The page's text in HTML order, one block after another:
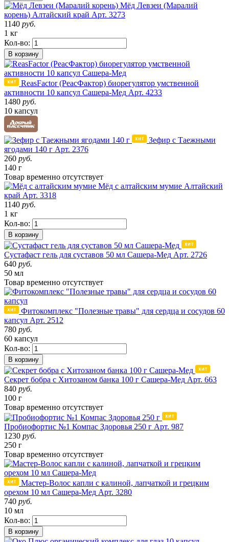
Мёд Левзеи (Маралий
корень) Алтайский край Арт. 3273
1140 руб.
1 кг
Кол-во:
В корзину
ReasFactor (РеасФактор) биорегулятор умственной
активности 10 капсул Сашера-Мед Арт. 4233
1480 руб.
10 капсул
Зефир с Таежными
ягодами 140 г Арт. 2376
260 руб.
140 г
Товар временно отсутствует
Мёд с алтайским мумие Алтайский
край Арт. 3318
1140 руб.
1 кг
Кол-во:
В корзину
Сустафаст гель для суставов 50 мл Сашера-Мед Арт. 2726
640 руб.
50 мл
Товар временно отсутствует
Фитокомплекс "Полезные травы" для сердца и сосудов 60
капсул Арт. 2512
780 руб.
60 капсул
Кол-во:
В корзину
Секрет бобра с Хитозаном банка 100 г Сашера-Мед Арт. 663
840 руб.
100 г
Товар временно отсутствует
Пробиофортис №1 Компас Здоровья 250 г Арт. 987
1230 руб.
250 г
Товар временно отсутствует
Мастер-Волос капли с калиной, лапчаткой и грецким
орехом 10 мл Сашера-Мед Арт. 3280
740 руб.
10 мл
Кол-во:
В корзину